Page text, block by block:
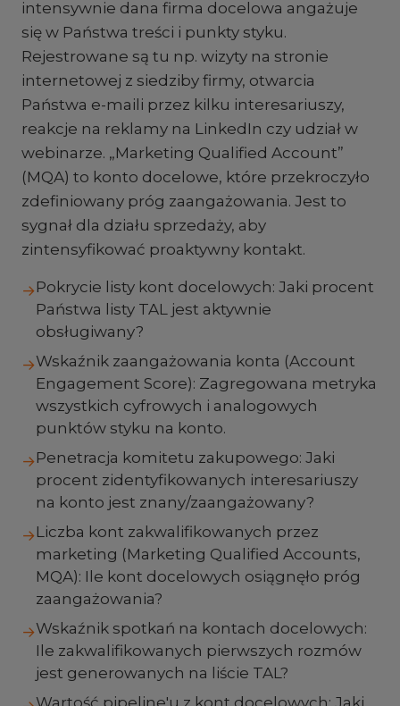
intensywnie dana firma docelowa angażuje
się w Państwa treści i punkty styku.
Rejestrowane są tu np. wizyty na stronie
internetowej z siedziby firmy, otwarcia
Państwa e-maili przez kilku interesariuszy,
reakcje na reklamy na LinkedIn czy udział w
webinarze. „Marketing Qualified Account”
(MQA) to konto docelowe, które przekroczyło
zdefiniowany próg zaangażowania. Jest to
sygnał dla działu sprzedaży, aby
zintensyfikować proaktywny kontakt.
→Pokrycie listy kont docelowych: Jaki procent
Państwa listy TAL jest aktywnie
obsługiwany?
→Wskaźnik zaangażowania konta (Account
Engagement Score): Zagregowana metryka
wszystkich cyfrowych i analogowych
punktów styku na konto.
→Penetracja komitetu zakupowego: Jaki
procent zidentyfikowanych interesariuszy
na konto jest znany/zaangażowany?
→Liczba kont zakwalifikowanych przez
marketing (Marketing Qualified Accounts,
MQA): Ile kont docelowych osiągnęło próg
zaangażowania?
→Wskaźnik spotkań na kontach docelowych:
Ile zakwalifikowanych pierwszych rozmów
jest generowanych na liście TAL?
Wartość pipeline'u z kont docelowych: Jaki